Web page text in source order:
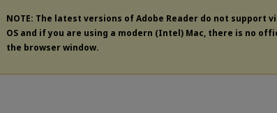
NOTE: The latest versions of Adobe Reader do not support
OS and if you are using a modern (Intel) Mac, there is no
the browser window.